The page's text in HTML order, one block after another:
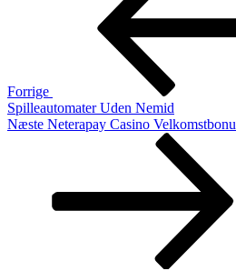
Forrige
Spilleautomater Uden Nemid
Næste
Næste Neterapay Casino